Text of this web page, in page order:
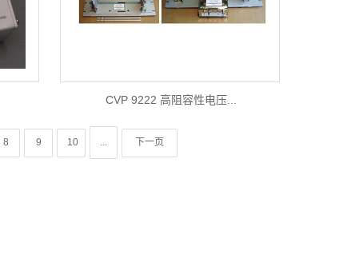
CVP 9222 高阻容性电压...
8 9 10 ... 下一页